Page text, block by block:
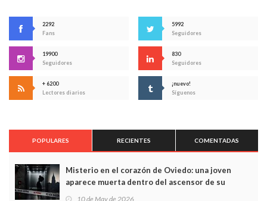
2292
Fans
5992
Seguidores
19900
Seguidores
830
Seguidores
+ 6200
Lectores diarios
¡nuevo!
Síguenos
POPULARES RECIENTES COMENTADAS
Misterio en el corazón de Oviedo: una joven
aparece muerta dentro del ascensor de su
edificio y las cámaras captan sus últimos minutos
10 de May de 2026